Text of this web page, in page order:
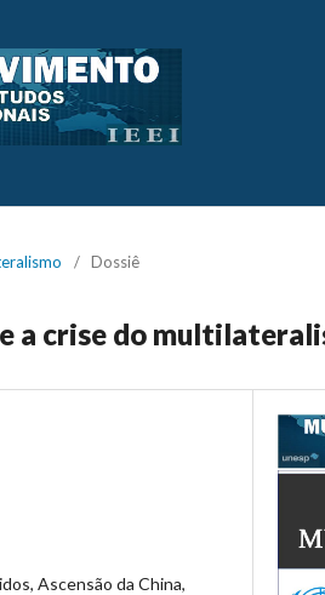
/ Dossiê
a crise do
Ascensão da China,